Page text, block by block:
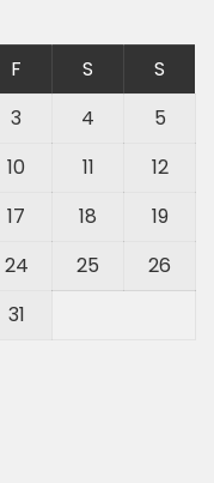
F S
S
3 4
5
10 11
12
17 18
19
24 25
26
31